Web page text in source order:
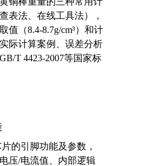
表法、在线工具法），
值（8.4-8.7g/cm³）和计
际计算案例、误差分析
T 4423-2007等国家标
的引脚功能及参数，
压/电流值、内部逻辑